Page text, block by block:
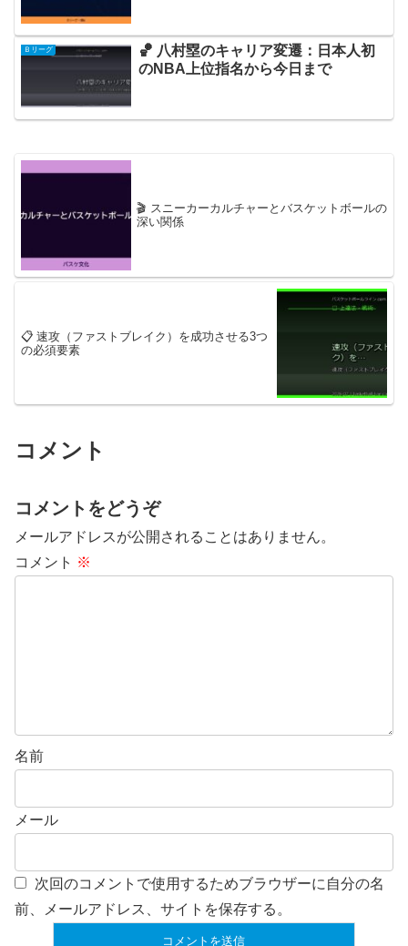
Ｂリーグ
🏀 八村塁のキャリア変遷：日本人初
のNBA上位指名から今日まで
🎬 スニーカーカルチャーとバスケットボールの
深い関係
📋 速攻（ファストブレイク）を成功させる3つ
の必須要素
コメント
コメントをどうぞ
メールアドレスが公開されることはありません。
コメント ※
名前
メール
次回のコメントで使用するためブラウザーに自分の名
前、メールアドレス、サイトを保存する。